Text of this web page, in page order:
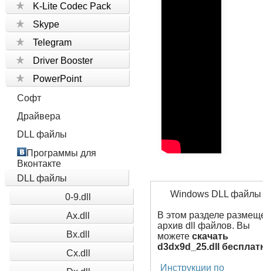
K-Lite Codec Pack
Skype
Telegram
Driver Booster
PowerPoint
Софт
Драйвера
DLL файлы
Программы для
Вконтакте
DLL файлы
0-9.dll
Ax.dll
Bx.dll
Cx.dll
Windows DLL файлы
В этом разделе
архив dll файлов. Вы
можетескачать
d3dx9d_25.dll
Инструкции по